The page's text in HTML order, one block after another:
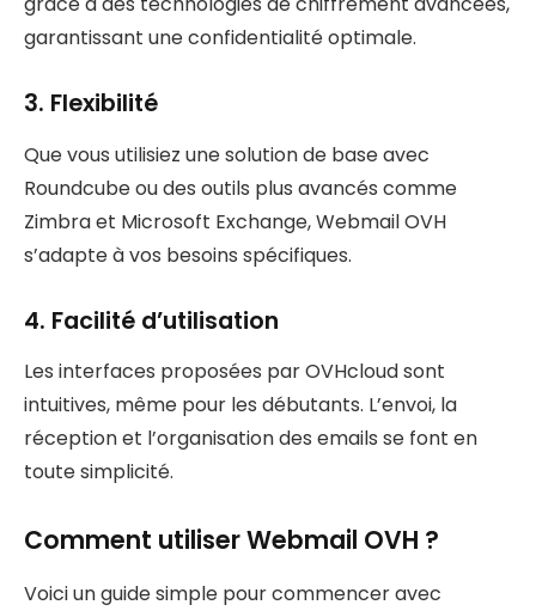
garantissant une confidentialité optimale.
3. Flexibilité
Que vous utilisiez une solution de base avec
Roundcube ou des outils plus avancés comme
Zimbra et Microsoft Exchange, Webmail OVH
s’adapte à vos besoins spécifiques.
4. Facilité d’utilisation
Les interfaces proposées par OVHcloud sont
intuitives, même pour les débutants. L’envoi, la
réception et l’organisation des emails se font en
toute simplicité.
Comment utiliser Webmail OVH ?
Voici un guide simple pour commencer avec